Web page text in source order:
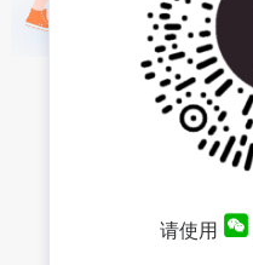
请使用